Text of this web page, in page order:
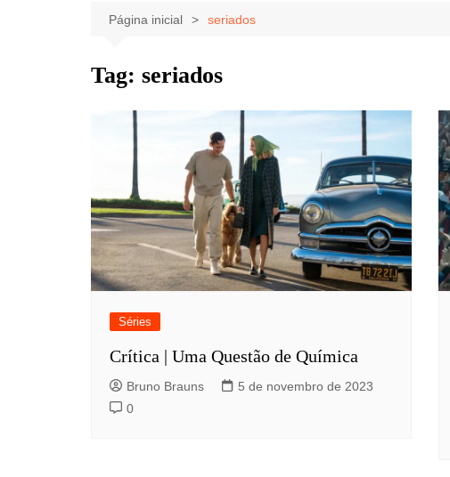
Celebridades
Música
Página inicial seriados
Tag: seriados
Séries
Crítica | Uma Questão de Química
Bruno Brauns
5 de novembro de 2023
0